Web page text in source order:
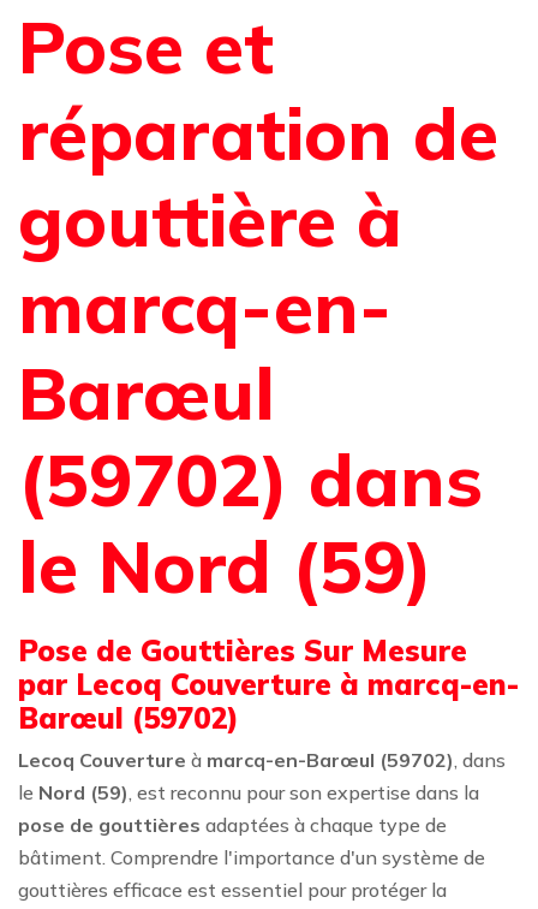
Pose et
réparation de
gouttière à
marcq-en-
Barœul
(59702) dans
le Nord (59)
Pose de Gouttières Sur Mesure
par Lecoq Couverture à marcq-en-
Barœul (59702)
Lecoq Couverture à marcq-en-Barœul (59702), dans
le Nord (59), est reconnu pour son expertise dans la
pose de gouttières adaptées à chaque type de
bâtiment. Comprendre l'importance d'un système de
gouttières efficace est essentiel pour protéger la